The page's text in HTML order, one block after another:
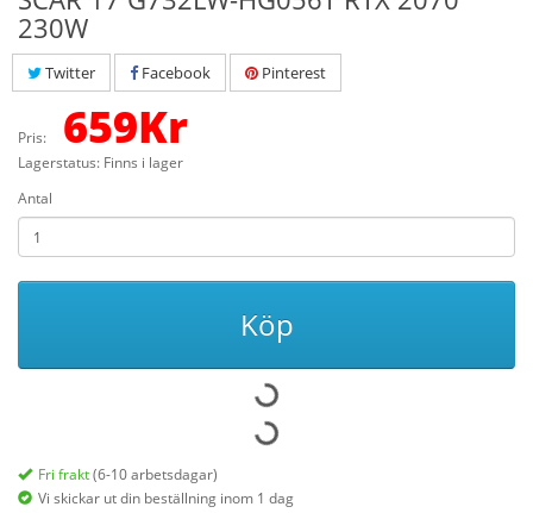
230W
Twitter Facebook Pinterest
Pris: 659Kr
Lagerstatus: Finns i lager
Antal
Köp
Fri frakt(6-10 arbetsdagar)
Vi skickar ut din beställning inom 1 dag